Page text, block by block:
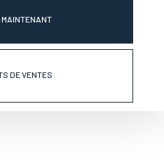
DE VENTES